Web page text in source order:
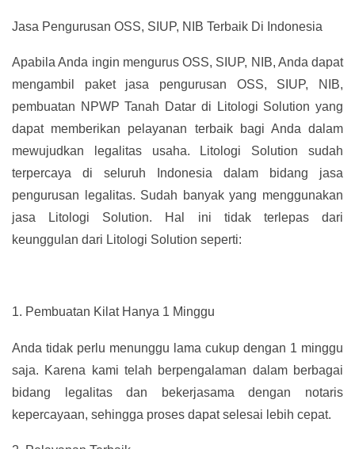
Jasa Pengurusan OSS, SIUP, NIB Terbaik Di Indonesia
Apabila Anda ingin mengurus OSS, SIUP, NIB, Anda dapat
mengambil paket jasa pengurusan OSS, SIUP, NIB,
pembuatan NPWP Tanah Datar di Litologi Solution yang
dapat memberikan pelayanan terbaik bagi Anda dalam
mewujudkan legalitas usaha. Litologi Solution sudah
terpercaya di seluruh Indonesia dalam bidang jasa
pengurusan legalitas. Sudah banyak yang menggunakan
jasa Litologi Solution. Hal ini tidak terlepas dari
keunggulan dari Litologi Solution seperti:
1. Pembuatan Kilat Hanya 1 Minggu
Anda tidak perlu menunggu lama cukup dengan 1 minggu
saja. Karena kami telah berpengalaman dalam berbagai
bidang legalitas dan bekerjasama dengan notaris
kepercayaan, sehingga proses dapat selesai lebih cepat.